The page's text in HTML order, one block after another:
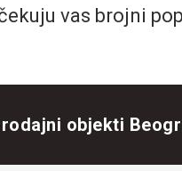
vas brojni
objekti